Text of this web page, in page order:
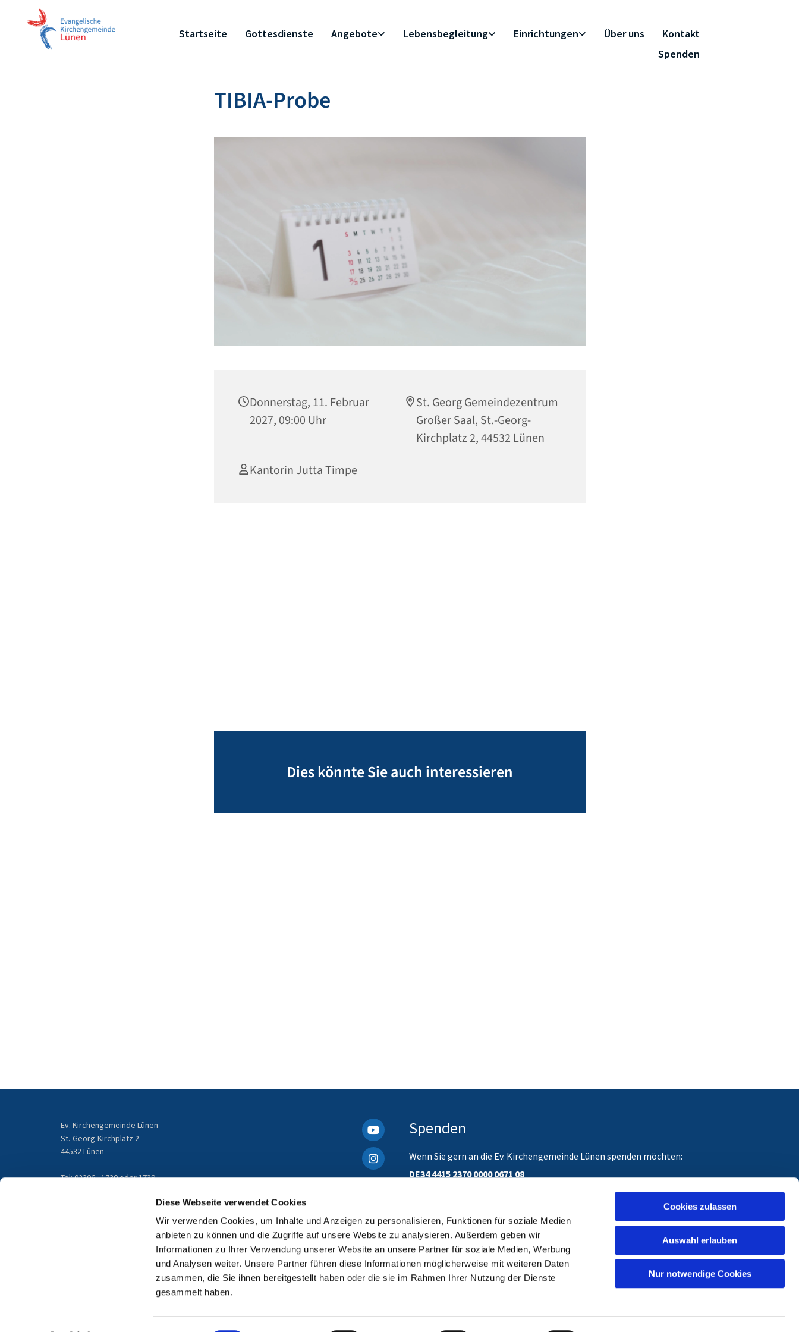
Diese Webseite verwendet Cookies
Wir verwenden Cookies, um Inhalte und Anzeigen zu personalisieren, Funktionen für soziale Medien
anbieten zu können und die Zugriffe auf unsere Website zu analysieren. Außerdem geben wir
Informationen zu Ihrer Verwendung unserer Website an unsere Partner für soziale Medien, Werbung
und Analysen weiter. Unsere Partner führen diese Informationen möglicherweise mit weiteren Daten
zusammen, die Sie ihnen bereitgestellt haben oder die sie im Rahmen Ihrer Nutzung der Dienste
gesammelt haben.
Cookies zulassen
Auswahl erlauben
Nur notwendige Cookies
Startseite Gottesdienste Angebote Lebensbegleitung Einrichtungen Über uns
Kontakt
Spenden
TIBIA-Probe
Donnerstag, 11. Februar
2027, 09:00 Uhr
St. Georg Gemeindezentrum
Großer Saal, St.-Georg-
Kirchplatz 2, 44532 Lünen
Kantorin Jutta Timpe
Dies könnte Sie auch interessieren
Ev. Kirchengemeinde Lünen
St.-Georg-Kirchplatz 2
44532 Lünen
Tel: 02306 - 1730 oder 1739
Spenden
Wenn Sie gern an die Ev. Kirchengemeinde Lünen spenden möchten:
DE34 4415 2370 0000 0671 08
Bitte unbedingt einen Verwendungszweck angeben, für den Ihre Spende gedacht